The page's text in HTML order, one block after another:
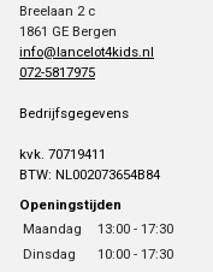
Breelaan 2 c
1861 GE Bergen
info@lancelot4kids.nl
072-5817975
Bedrijfsgegevens
kvk. 70719411
BTW: NL002073654B84
Openingstijden
Maandag
13:00 - 17:30
Dinsdag
10:00 - 17:30